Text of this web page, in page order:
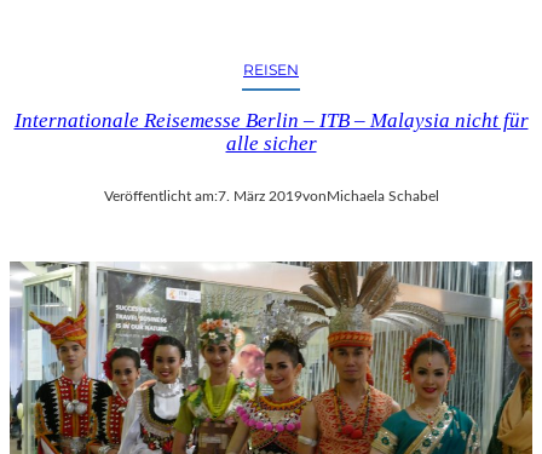
REISEN
Internationale Reisemesse Berlin – ITB – Malaysia nicht für
alle sicher
Veröffentlicht am:7. März 2019vonMichaela Schabel